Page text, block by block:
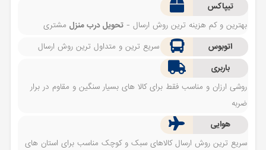
تیپاکس
بهترین و کم هزینه ترین روش ارسال -تحویل درب منزل مشتری
اتوبوس
سریع ترین و متداول ترین روش ارسال
باربری
روشی ارزان و مناسب فقط برای کالا های بسیار سنگین و مقاوم در برار
ضربه
هوایی
سریع ترین روش ارسال کالاهای سبک و کوچک مناسب برای استان های